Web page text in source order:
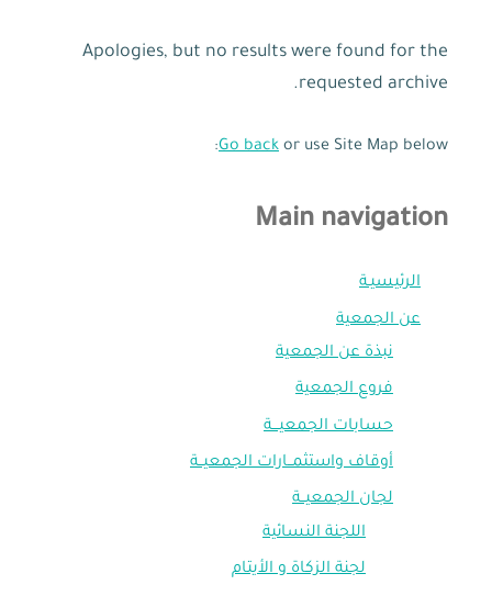
Apologies, but no results were found for the
requested archive.
Go back or use Site Map below:
Main navigation
الرئيسيـة
عن الجمعية
نبذة عن الجمعية
فروع الجمعية
حسابات الجمعيـــة
أوقاف واستثمــارات الجمعيــة
لجان الجمعيــة
اللجنة النسائية
لجنة الزكاة و الأيتام